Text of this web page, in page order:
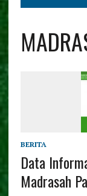
BERITA
Data
Madrasah